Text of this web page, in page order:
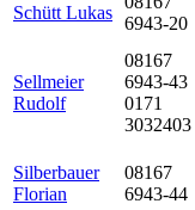
Schütt Lukas
6943-20
Sellmeier
Rudolf
08167
6943-43
0171
3032403
Silberbauer
Florian
08167
6943-44